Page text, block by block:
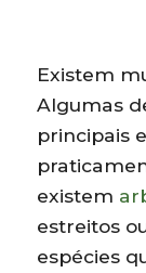
Existem
Algumas
principais
existem
estreitos
espécies